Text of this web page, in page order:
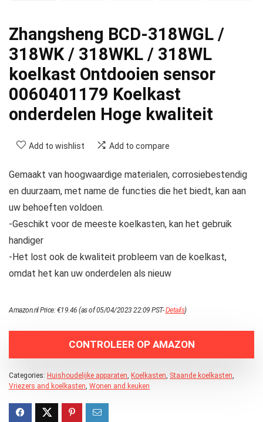
Zhangsheng BCD-318WGL /
318WK / 318WKL / 318WL
koelkast Ontdooien sensor
0060401179 Koelkast
onderdelen Hoge kwaliteit
Add to wishlist Add to compare
Gemaakt van hoogwaardige materialen, corrosiebestendig
en duurzaam, met name de functies die het biedt, kan aan
uw behoeften voldoen.
-Geschikt voor de meeste koelkasten, kan het gebruik
handiger
-Het lost ook de kwaliteit probleem van de koelkast,
omdat het kan uw onderdelen als nieuw
Amazon.nl Price:€19.46 (as of 05/04/2023 22:09 PST-Details)
CONTROLEER OP AMAZON
Categories: Huishoudelijke apparaten Koelkasten Staande koelkasten
Vriezers and koelkasten Wonen and keuken